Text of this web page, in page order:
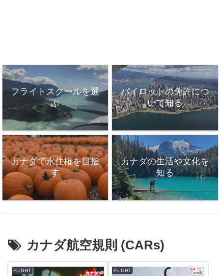
フライトスクールを選
ぶ
パイロットの免許につ
いて知る
カナダで永住権を目指
す
カナダの生活や文化を
知る
カナダ航空規則 (CARs)
FLIGHT FLIGHT